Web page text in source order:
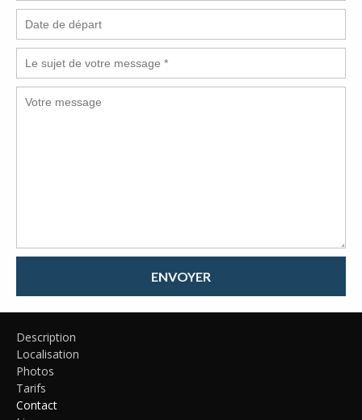
ENVOYER
Description
Localisation
Photos
Tarifs
Contact